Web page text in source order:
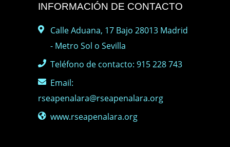
INFORMACIÓN DE CONTACTO
Calle Aduana, 17 Bajo 28013 Madrid
- Metro Sol o Sevilla
Teléfono de contacto: 915 228 743
Email:
rseapenalara@rseapenalara.org
www.rseapenalara.org